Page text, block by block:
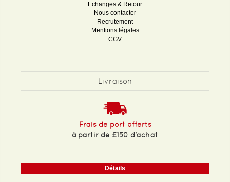
Echanges & Retour
Nous contacter
Recrutement
Mentions légales
CGV
Livraison
Frais de port offerts
à partir de £150 d'achat
Détails